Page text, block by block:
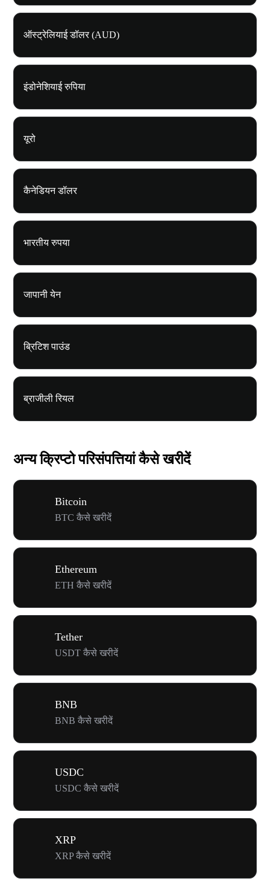
ऑस्ट्रेलियाई डॉलर (AUD)
इंडोनेशियाई रुपिया
यूरो
कैनेडियन डॉलर
भारतीय रुपया
जापानी येन
ब्रिटिश पाउंड
ब्राजीली रियल
अन्य क्रिप्टो परिसंपत्तियां कैसे खरीदें
Bitcoin
BTC कैसे खरीदें
Ethereum
ETH कैसे खरीदें
Tether
USDT कैसे खरीदें
BNB
BNB कैसे खरीदें
USDC
USDC कैसे खरीदें
XRP
XRP कैसे खरीदें